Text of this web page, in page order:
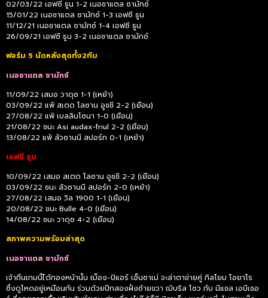
02/03/22 เอฟซี ธูน 1-2 เนอชาแตล ซามักซ์
15/01/22 เนอชาแตล ซามักซ์ 1-3 เอฟซี ธูน
11/12/21 เนอชาแตล ซามักซ์ 1-4 เอฟซี ธูน
26/09/21 เอฟซี ธูน 3-2 เนอชาแตล ซามักซ์
ฟอร์ม 5 นัดหลังสุดทั้ง2ทีม
เนอชาแตล ซามักซ์
11/09/22 เสมอ วาดุซ 1-1 (เหย้า)
03/09/22 แพ้ สเตด โลซาน อูชชี 2-2 (เยือน)
27/08/22 แพ้ เบลลินโซนา 1-0 (เยือน)
21/08/22 ชนะ Asi audax-friul 2-2 (เยือน)
13/08/22 แพ้ ลัวซานนี สปอร์ท 0-1 (เหย้า)
เอฟซี ธูน
10/09/22 เสมอ สเตด โลซาน อูชชี 2-2 (เยือน)
03/09/22 ชนะ ลัวซานนี สปอร์ท 2-0 (เหย้า)
27/08/22 เสมอ วิล 1900 1-1 (เยือน)
20/08/22 ชนะ Bulle 4-0 (เยือน)
14/08/22 ชนะ วาดุซ 4-2 (เยือน)
สภาพความพร้อมล่าสุด
เนอชาแตล ซามักซ์
เจ้าถิ่นเกมนี้ได้กองหน้านั้น ฌ็อง-ปิแอร์ เอ็นซาเม่ จะล่าตาข่ายคู่ กิลโยม โอยาโร
ซึ่งดูโหดอยู่เหมือนกัน ร่วมด้วยปีกสองฝั่งซ้ายขวา ฌิบริล โซว กับ มีแชล เอบีเชอ